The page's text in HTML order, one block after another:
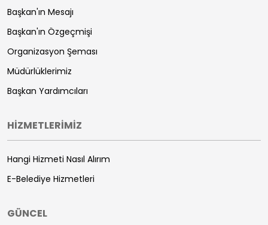
Başkan'ın Mesajı
Başkan'ın Özgeçmişi
Organizasyon Şeması
Müdürlüklerimiz
Başkan Yardımcıları
HİZMETLERİMİZ
Hangi Hizmeti Nasıl Alırım
E-Belediye Hizmetleri
GÜNCEL